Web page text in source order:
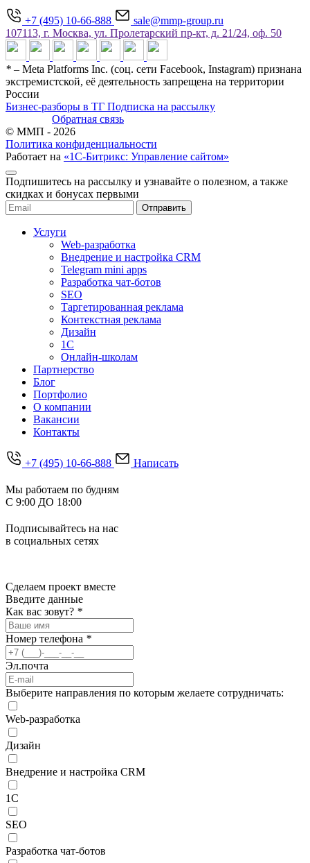
+7 (495) 10-66-888
sale@mmp-group.ru
107113, г. Москва, ул. Пролетарский пр-кт, д. 21/24, оф. 50
* – Meta Platforms Inc. (соц. сети Facebook, Instagram) признана
экстремистской, её деятельность запрещена на территории
России
Бизнес-разборы в ТГ Подписка на рассылку
Обратная связь
© ММП - 2026
Политика конфиденциальности
Работает на «1С-Битрикс: Управление сайтом»
Подпишитесь на рассылку и узнавайте о полезном, а также
скидках и бонусах первыми
Услуги
Web-разработка
Внедрение и настройка CRM
Telegram mini apps
Разработка чат-ботов
SEO
Таргетированная реклама
Контекстная реклама
Дизайн
1С
Онлайн-школам
Партнерство
Блог
Портфолио
О компании
Вакансии
Контакты
+7 (495) 10-66-888 Написать
Мы работаем по будням
С 9:00 ДО 18:00
Подписывайтесь на нас
в социальных сетях
Сделаем проект вместе
Введите данные
Как вас зовут? *
Номер телефона *
Эл.почта
Выберите направления по которым желаете сотрудничать:
Web-разработка
Дизайн
Внедрение и настройка CRM
1С
SEO
Разработка чат-ботов